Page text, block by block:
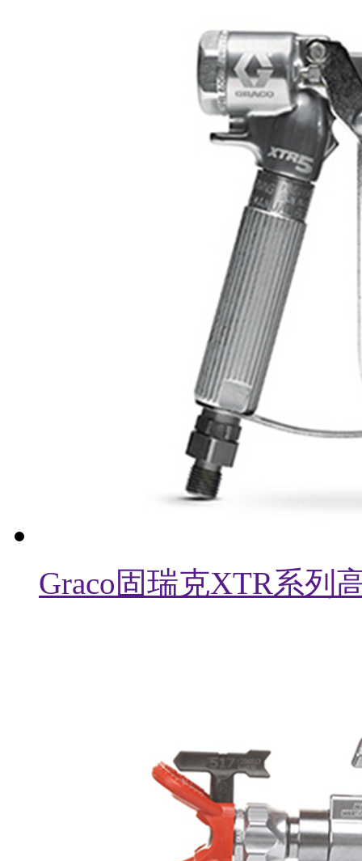
Graco固瑞克XTR系列